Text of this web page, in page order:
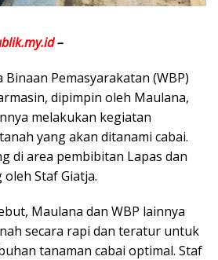
–
Binaan Pemasyarakatan (WBP)
dipimpin oleh Maulana,
melakukan kegiatan
yang akan ditanami cabai.
di area pembibitan Lapas dan
Staf Giatja.
Maulana dan WBP lainnya
secara rapi dan teratur untuk
tanaman cabai optimal. Staf